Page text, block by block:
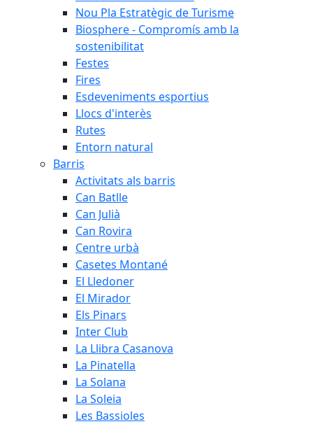
Nou Pla Estratègic de Turisme
Biosphere - Compromís amb la
sostenibilitat
Festes
Fires
Esdeveniments esportius
Llocs d'interès
Rutes
Entorn natural
Barris
Activitats als barris
Can Batlle
Can Julià
Can Rovira
Centre urbà
Casetes Montané
El Lledoner
El Mirador
Els Pinars
Inter Club
La Llibra Casanova
La Pinatella
La Solana
La Soleia
Les Bassioles